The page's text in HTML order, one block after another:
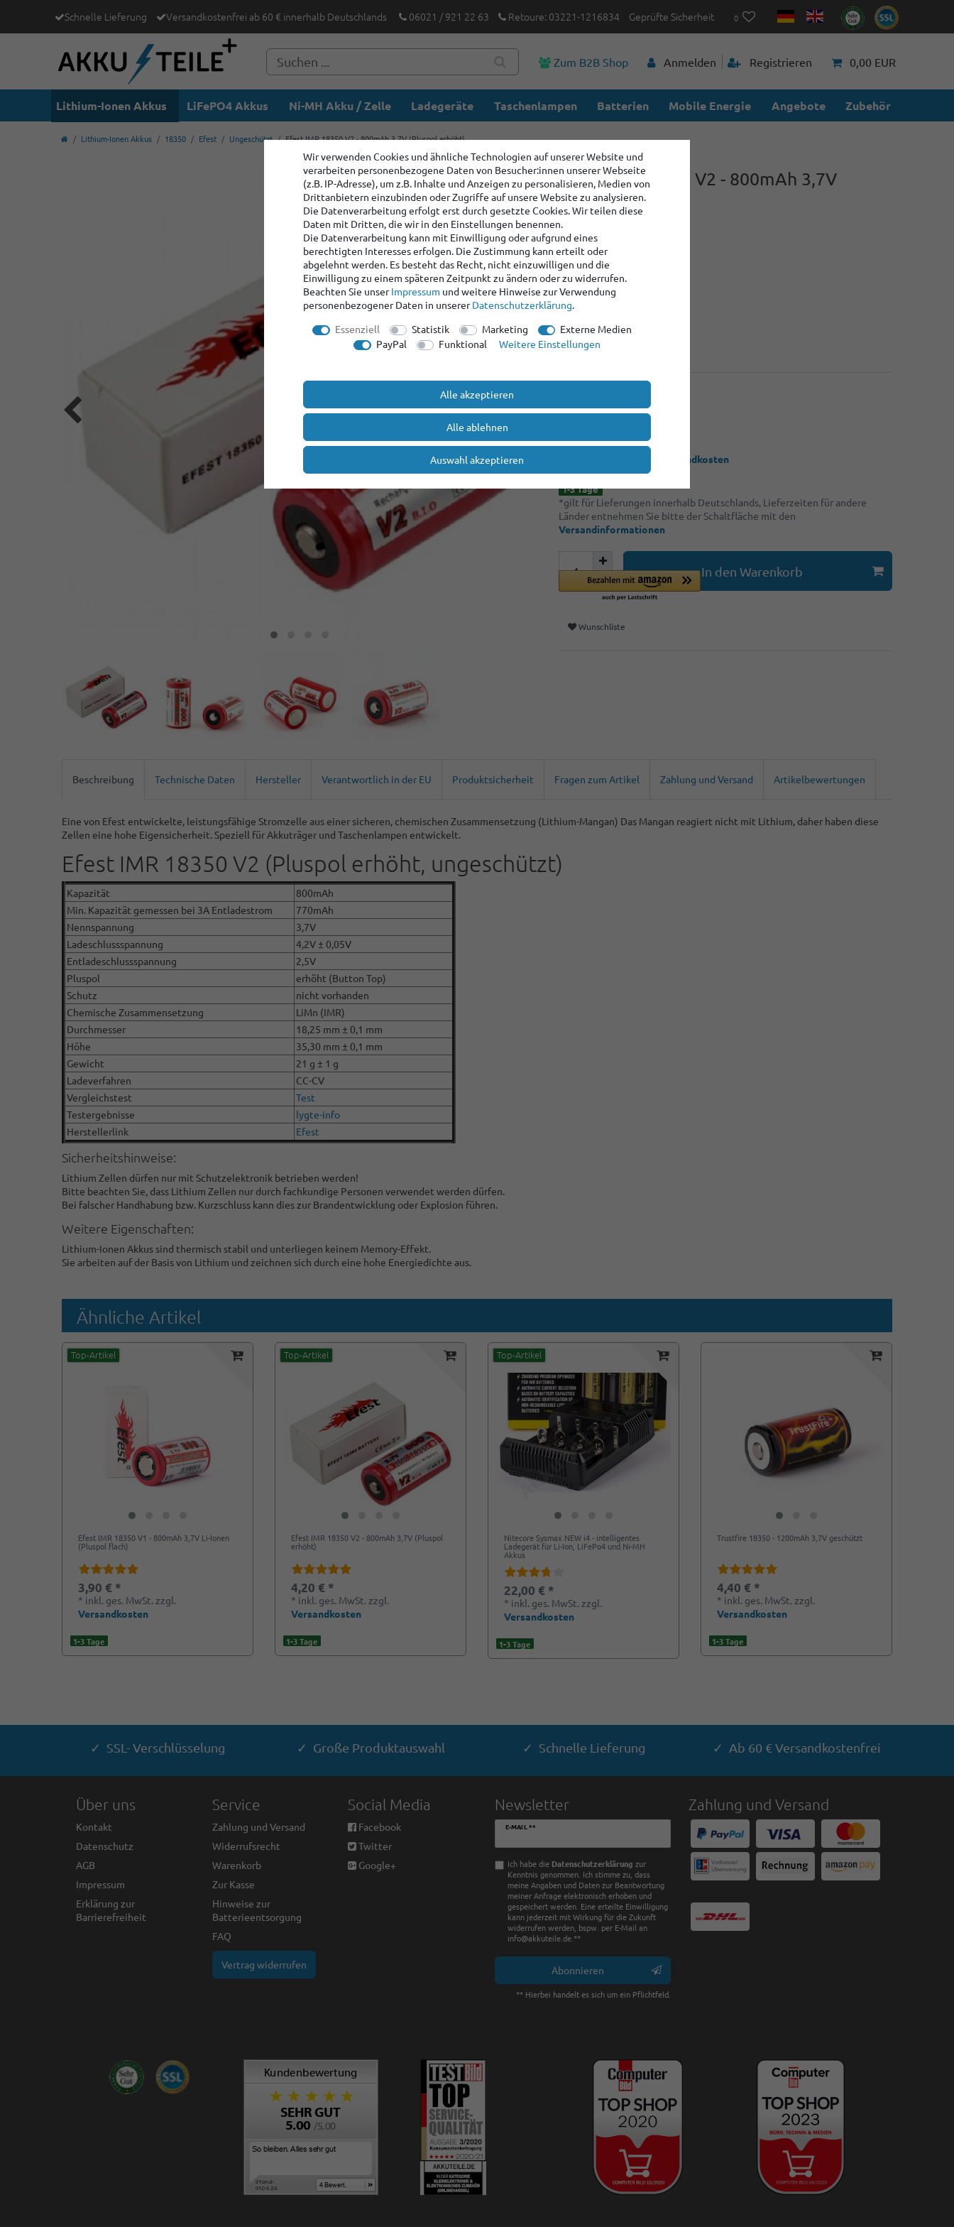
Schnelle Lieferung Versandkostenfrei ab 60 € innerhalb Deutschlands 06021 / 921 22 63 Retoure: 03221-1216834 Geprüfte Sicherheit 0
Zum B2B Shop Anmelden Registrieren 0,00 EUR
Lithium-Ionen Akkus LiFePO4 Akkus Ni-MH Akku / Zelle Ladegeräte Taschenlampen Batterien Mobile Energie Angebote Zubehör
Lithium-Ionen Akkus 18350 Efest Ungeschützt Efest IMR 18350 V2 - 800mAh 3,7V (Pluspol erhöht)
Efest IMR 18350 V2 - 800mAh 3,7V
(Pluspol erhöht)
Artikelnummer:
Hersteller :Efest
Staffelpreise:
Ab Menge: 2
Ab Menge: 4 3,80 €
Ab Menge: 8
4,20 € / Stück
Versandkosten
1-3 Tage
*gilt für Lieferungen innerhalb Deutschlands, Lieferzeiten für andere
Länder entnehmen Sie bitte der Schaltfläche mit den
Versandinformationen
In den Warenkorb
Wunschliste
Beschreibung Technische Daten Hersteller Verantwortlich in der EU Produktsicherheit Fragen zum Artikel Zahlung und Versand Artikelbewertungen
Eine von Efest entwickelte, leistungsfähige Stromzelle aus einer sicheren, chemischen Zusammensetzung (Lithium-Mangan) Das Mangan reagiert nicht mit Lithium, daher haben diese
Zellen eine hohe Eigensicherheit. Speziell für Akkuträger und Taschenlampen entwickelt.
Efest IMR 18350 V2 (Pluspol erhöht, ungeschützt)
Kapazität
800mAh
Min. Kapazität gemessen bei 3A Entladestrom
770mAh
Nennspannung
3,7V
Ladeschlussspannung
4,2V ± 0,05V
Entladeschlussspannung
2,5V
Pluspol
erhöht (Button Top)
Schutz
nicht vorhanden
Chemische Zusammensetzung
LiMn (IMR)
Durchmesser
18,25 mm ± 0,1 mm
Höhe
35,30 mm ± 0,1 mm
Gewicht
21 g ± 1 g
Ladeverfahren
CC-CV
Vergleichstest
Test
Testergebnisse
lygte-info
Herstellerlink
Efest
Sicherheitshinweise:
Lithium Zellen dürfen nur mit Schutzelektronik betrieben werden!
Bitte beachten Sie, dass Lithium Zellen nur durch fachkundige Personen verwendet werden dürfen.
Bei falscher Handhabung bzw. Kurzschluss kann dies zur Brandentwicklung oder Explosion führen.
Weitere Eigenschaften:
Lithium-Ionen Akkus sind thermisch stabil und unterliegen keinem Memory-Effekt.
Sie arbeiten auf der Basis von Lithium und zeichnen sich durch eine hohe Energiedichte aus.
Ähnliche Artikel
Top-Artikel
Efest IMR 18350 V1 - 800mAh 3,7V Li-Ionen
(Pluspol flach)
3,90 € *
* inkl. ges. MwSt. zzgl.
Versandkosten
1-3 Tage
Top-Artikel
Efest IMR 18350 V2 - 800mAh 3,7V (Pluspol
erhöht)
4,20 € *
* inkl. ges. MwSt. zzgl.
Versandkosten
1-3 Tage
Top-Artikel
Nitecore Sysmax NEW i4 - intelligentes
Ladegerät für Li-Ion, LiFePo4 und Ni-MH
Akkus
22,00 € *
* inkl. ges. MwSt. zzgl.
Versandkosten
1-3 Tage
Trustfire 18350 - 1200mAh 3,7V geschützt
4,40 € *
* inkl. ges. MwSt. zzgl.
Versandkosten
1-3 Tage
✓ SSL- Verschlüsselung ✓ Große Produktauswahl ✓ Schnelle Lieferung ✓ Ab 60 € Versandkostenfrei
Wir verwenden Cookies und ähnliche Technologien auf unserer Website und
verarbeiten personenbezogene Daten von Besucher:innen unserer Webseite
(z.B. IP-Adresse), um z.B. Inhalte und Anzeigen zu personalisieren, Medien von
Drittanbietern einzubinden oder Zugriffe auf unsere Website zu analysieren.
Die Datenverarbeitung erfolgt erst durch gesetzte Cookies. Wir teilen diese
Daten mit Dritten, die wir in den Einstellungen benennen.
Die Datenverarbeitung kann mit Einwilligung oder aufgrund eines
berechtigten Interesses erfolgen. Die Zustimmung kann erteilt oder
abgelehnt werden. Es besteht das Recht, nicht einzuwilligen und die
Einwilligung zu einem späteren Zeitpunkt zu ändern oder zu widerrufen.
Beachten Sie unserImpressum und weitere Hinweise zur Verwendung
personenbezogener Daten in unsererDaten­schutz­erklärung.
Essenziell
Statistik Marketing
Externe Medien
PayPal
Funktional Weitere Einstellungen
Alle akzeptieren
Alle ablehnen
Auswahl akzeptieren
Über uns
Kontakt
Datenschutz
AGB
Impressum
Erklärung zur
Barrierefreiheit
Service
Zahlung und Versand
Widerrufsrecht
Warenkorb
Zur Kasse
Hinweise zur
Batterieentsorgung
FAQ
Vertrag widerrufen
Social Media
Facebook
Twitter
Google+
Newsletter
E-MAIL **
Newsletter
Ich habe die Daten­schutz­erklärung zur
Kenntnis genommen. Ich stimme zu, dass
meine Angaben und Daten zur Beantwortung
meiner Anfrage elektronisch erhoben und
gespeichert werden. Eine erteilte Einwilligung
kann jederzeit mit Wirkung für die Zukunft
widerrufen werden, bspw. per E-Mail an
info@akkuteile.de.**
Abonnieren
** Hierbei handelt es sich um ein Pflichtfeld.
Zahlung und Versand